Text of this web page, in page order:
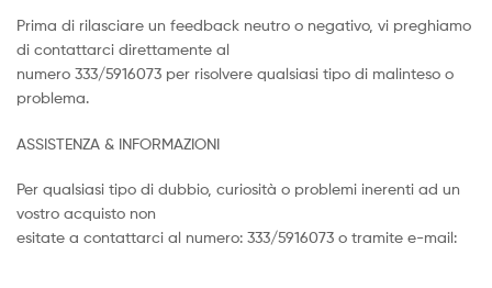
Prima di rilasciare un feedback neutro o negativo, vi preghiamo
di contattarci direttamente al
numero 333/5916073 per risolvere qualsiasi tipo di malinteso o
problema.
ASSISTENZA & INFORMAZIONI
Per qualsiasi tipo di dubbio, curiosità o problemi inerenti ad un
vostro acquisto non
esitate a contattarci al numero: 333/5916073 o tramite e-mail: